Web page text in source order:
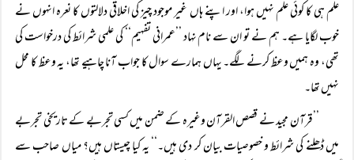
علم ہی کا کوئی علم نہیں ہوا، اور اپنے ہاں غیر موجود چیز کی اخلاقی دلالتوں کا نعرہ انہوں نے
خوب لگایا ہے۔ ہم نے تو ان سے نام نہاد ’’عمرانی تفہیم‘‘ کی علمی شرائط کی درخواست کی
تھی، وہ ہمیں وعظ کرنے لگے۔ یہاں ہمارے سوال کا جواب آنا چاہیے تھا، یہ وعظ کا محل
نہیں تھا۔
’’قرآن مجید نے قصص القرآن وغیرہ کے ضمن میں کسی تجربے کے تاریخی تجربے
میں ڈھلنے کی شرائط و خصوصیات بیان کر دی ہیں۔‘‘ یہ کیا چیستاں ہیں؟ میاں صاحب سے